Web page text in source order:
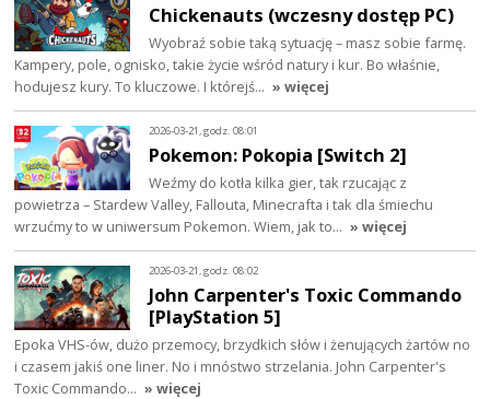
Chickenauts (wczesny dostęp PC)
Wyobraź sobie taką sytuację – masz sobie farmę.
Kampery, pole, ognisko, takie życie wśród natury i kur. Bo właśnie,
hodujesz kury. To kluczowe. I którejś… » więcej
2026-03-21, godz. 08:01
Pokemon: Pokopia [Switch 2]
Weźmy do kotła kilka gier, tak rzucając z
powietrza – Stardew Valley, Fallouta, Minecrafta i tak dla śmiechu
wrzućmy to w uniwersum Pokemon. Wiem, jak to… » więcej
2026-03-21, godz. 08:02
John Carpenter's Toxic Commando
[PlayStation 5]
Epoka VHS-ów, dużo przemocy, brzydkich słów i żenujących żartów no
i czasem jakiś one liner. No i mnóstwo strzelania. John Carpenter's
Toxic Commando… » więcej